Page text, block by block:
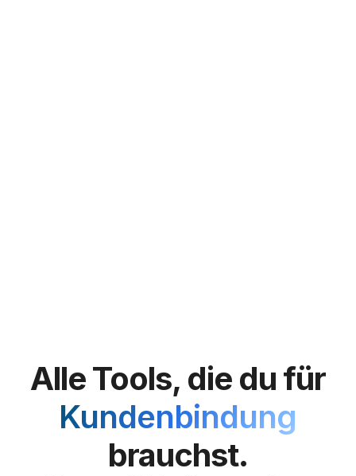
Alle Tools, die du für
Kundenbindung
brauchst.